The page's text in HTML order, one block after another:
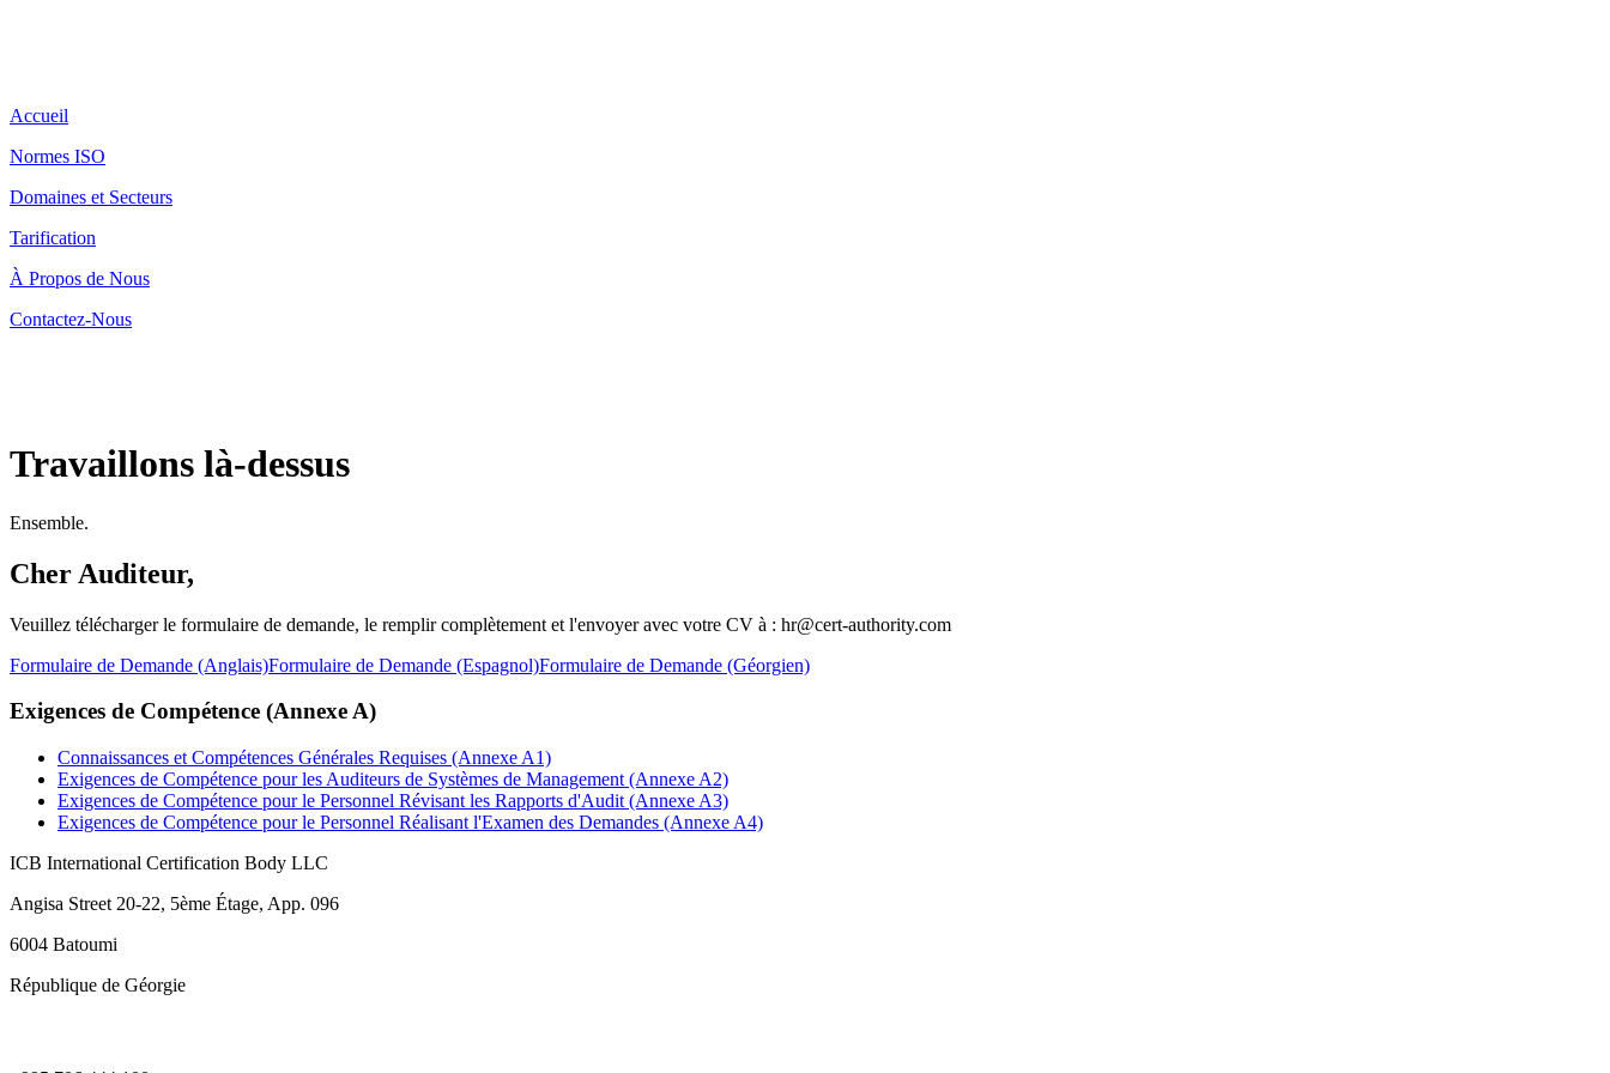
Accueil
Normes ISO
Domaines et Secteurs
Tarification
À Propos de Nous
Contactez-Nous
Travaillons là-dessus
Ensemble.
Cher Auditeur,
Veuillez télécharger le formulaire de demande, le remplir complètement et l'envoyer avec votre CV à : hr@cert-authority.com
Formulaire de Demande (Anglais)Formulaire de Demande (Espagnol)Formulaire de Demande (Géorgien)
Exigences de Compétence (Annexe A)
Connaissances et Compétences Générales Requises (Annexe A1)
Exigences de Compétence pour les Auditeurs de Systèmes de Management (Annexe A2)
Exigences de Compétence pour le Personnel Révisant les Rapports d'Audit (Annexe A3)
Exigences de Compétence pour le Personnel Réalisant l'Examen des Demandes (Annexe A4)
ICB International Certification Body LLC
Angisa Street 20-22, 5ème Étage, App. 096
6004 Batoumi
République de Géorgie